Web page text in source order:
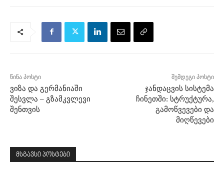
წინა პოსტი
ვიზა და გერმანიაში
შესვლა – გზამკვლევი
შენთვის
შემდეგი პოსტი
ჯანდაცვის სისტემა
ჩინეთში: სტრუქტურა,
გამოწვევები და
მიღწევები
მსგავსი პოსტები